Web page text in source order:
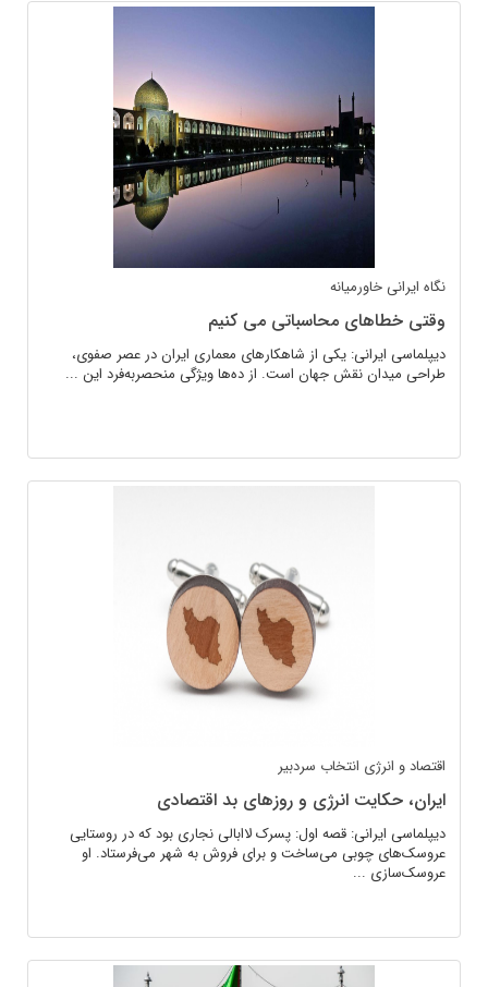
نگاه ایرانی خاورمیانه
وقتی خطاهای محاسباتی می کنیم
دیپلماسی ایرانی: یکی از شاهکارهای معماری ایران در عصر صفوی،
طراحی میدان نقش جهان است. از ده‌ها ویژگی منحصر‌به‌فرد این ...
اقتصاد و انرژی انتخاب سردبیر
ایران، حکایت انرژی و روزهای بد اقتصادی
دیپلماسی ایرانی: قصه اول: پسرک لاابالی نجاری بود که در روستایی
عروسک‌های چوبی می‌ساخت و برای فروش به شهر می‌فرستاد. او
عروسک‌سازی ...